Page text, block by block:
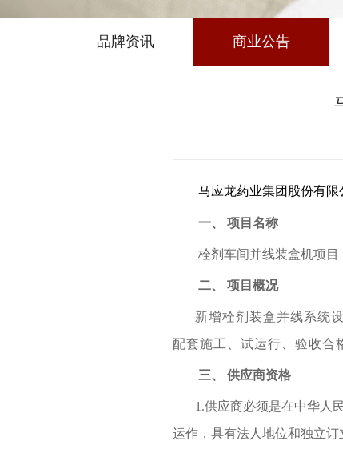
品牌资讯 商业公告
马应龙药业集团股份有
一、 项目名称
栓剂车间并线装盒机项目
二、 项目概况
新增栓剂装盒并线系统
配套施工、试运行、验收合
三、 供应商资格
1.供应商必须是在中华人
运作，具有法人地位和独立订